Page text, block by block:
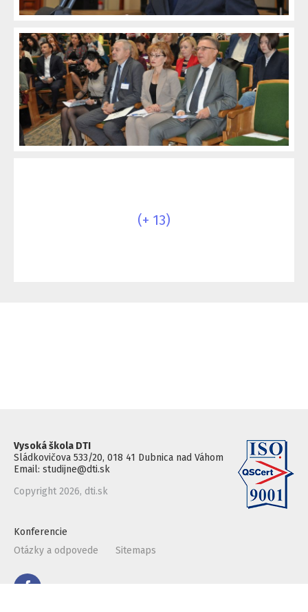
(+ 13)
Vysoká škola DTI
Sládkovičova 533/20, 018 41 Dubnica nad Váhom
Email: studijne@dti.sk
Copyright 2026, dti.sk
Konferencie
Otázky a odpovede
Sitemaps